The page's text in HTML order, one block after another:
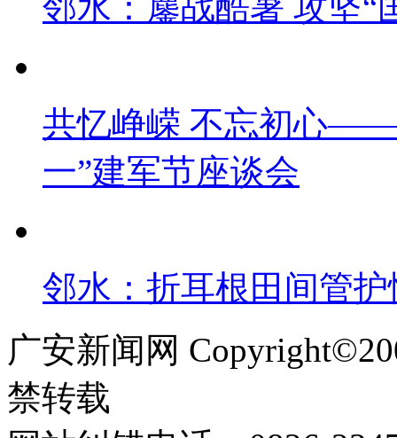
共忆峥嵘 不忘初心——
一”建军节座谈会
邻水：折耳根田间管
广安新闻网
禁转载